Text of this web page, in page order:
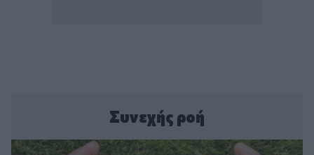
Συνεχής ροή